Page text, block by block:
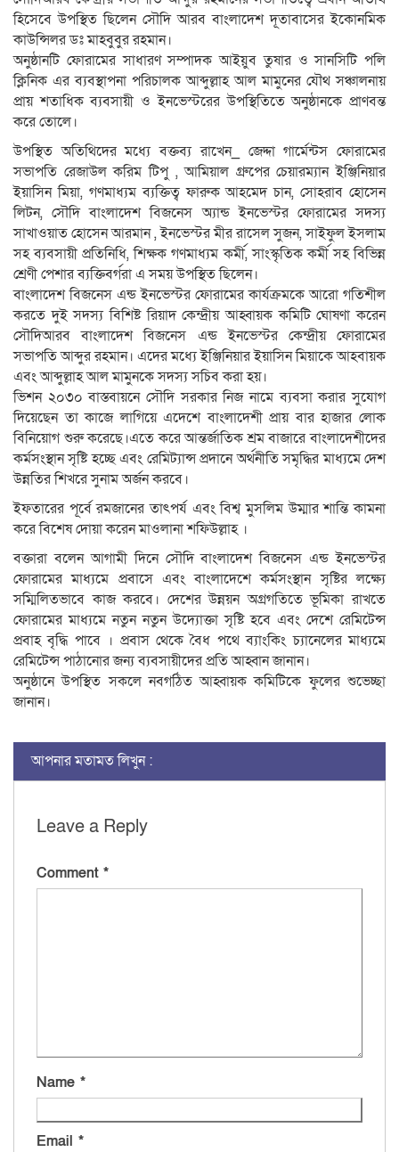
হিসেবে উপস্থিত ছিলেন সৌদি আরব বাংলাদেশ দূতাবাসের ইকোনমিক
কাউন্সিলর ডঃ মাহবুবুর রহমান।
অনুষ্ঠানটি ফোরামের সাধারণ সম্পাদক আইয়ুব তুষার ও সানসিটি পলি
ক্লিনিক এর ব্যবস্থাপনা পরিচালক আব্দুল্লাহ আল মামুনের যৌথ সঞ্চালনায়
প্রায় শতাধিক ব্যবসায়ী ও ইনভেস্টরের উপস্থিতিতে অনুষ্ঠানকে প্রাণবন্ত
করে তোলে।
উপস্থিত অতিথিদের মধ্যে বক্তব্য রাখেন_ জেদ্দা গার্মেন্টস ফোরামের
সভাপতি রেজাউল করিম টিপু , আমিয়াল গ্রুপের চেয়ারম্যান ইঞ্জিনিয়ার
ইয়াসিন মিয়া, গণমাধ্যম ব্যক্তিত্ব ফারুক আহমেদ চান, সোহরাব হোসেন
লিটন, সৌদি বাংলাদেশ বিজনেস অ্যান্ড ইনভেস্টর ফোরামের সদস্য
সাখাওয়াত হোসেন আরমান , ইনভেস্টর মীর রাসেল সুজন, সাইফুল ইসলাম
সহ ব্যবসায়ী প্রতিনিধি, শিক্ষক গণমাধ্যম কর্মী, সাংস্কৃতিক কর্মী সহ বিভিন্ন
শ্রেণী পেশার ব্যক্তিবর্গরা এ সময় উপস্থিত ছিলেন।
বাংলাদেশ বিজনেস এন্ড ইনভেস্টর ফোরামের কার্যক্রমকে আরো গতিশীল
করতে দুই সদস্য বিশিষ্ট রিয়াদ কেন্দ্রীয় আহ্বায়ক কমিটি ঘোষণা করেন
সৌদিআরব বাংলাদেশ বিজনেস এন্ড ইনভেস্টর কেন্দ্রীয় ফোরামের
সভাপতি আব্দুর রহমান। এদের মধ্যে ইঞ্জিনিয়ার ইয়াসিন মিয়াকে আহবায়ক
এবং আব্দুল্লাহ আল মামুনকে সদস্য সচিব করা হয়।
ভিশন ২০৩০ বাস্তবায়নে সৌদি সরকার নিজ নামে ব্যবসা করার সুযোগ
দিয়েছেন তা কাজে লাগিয়ে এদেশে বাংলাদেশী প্রায় বার হাজার লোক
বিনিয়োগ শুরু করেছে।এতে করে আন্তর্জাতিক শ্রম বাজারে বাংলাদেশীদের
কর্মসংস্থান সৃষ্টি হচ্ছে এবং রেমিট্যান্স প্রদানে অর্থনীতি সমৃদ্ধির মাধ্যমে দেশ
উন্নতির শিখরে সুনাম অর্জন করবে।
ইফতারের পূর্বে রমজানের তাৎপর্য এবং বিশ্ব মুসলিম উম্মার শান্তি কামনা
করে বিশেষ দোয়া করেন মাওলানা শফিউল্লাহ ।
বক্তারা বলেন আগামী দিনে সৌদি বাংলাদেশ বিজনেস এন্ড ইনভেস্টর
ফোরামের মাধ্যমে প্রবাসে এবং বাংলাদেশে কর্মসংস্থান সৃষ্টির লক্ষ্যে
সম্মিলিতভাবে কাজ করবে। দেশের উন্নয়ন অগ্রগতিতে ভূমিকা রাখতে
ফোরামের মাধ্যমে নতুন নতুন উদ্যোক্তা সৃষ্টি হবে এবং দেশে রেমিটেন্স
প্রবাহ বৃদ্ধি পাবে । প্রবাস থেকে বৈধ পথে ব্যাংকিং চ্যানেলের মাধ্যমে
রেমিটেন্স পাঠানোর জন্য ব্যবসায়ীদের প্রতি আহ্বান জানান।
অনুষ্ঠানে উপস্থিত সকলে নবগঠিত আহ্বায়ক কমিটিকে ফুলের শুভেচ্ছা
জানান।
আপনার মতামত লিখুন :
Leave a Reply
Comment *
Name *
Email *